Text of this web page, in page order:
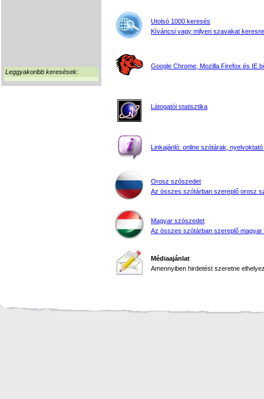
Leggyakoribb keresések:
Utolsó 1000 keresés
Kíváncsi vagy milyen szavakat
Google Chrome, Mozilla Firefox és IE
Látogatói statisztika
Linkajánló: online szótárak, nyelvoktató
Orosz szószedet
Az összes szótárban szereplő orosz
Magyar szószedet
Az összes szótárban szereplő magyar
Médiaajánlat
Amennyiben hirdetést szeretne